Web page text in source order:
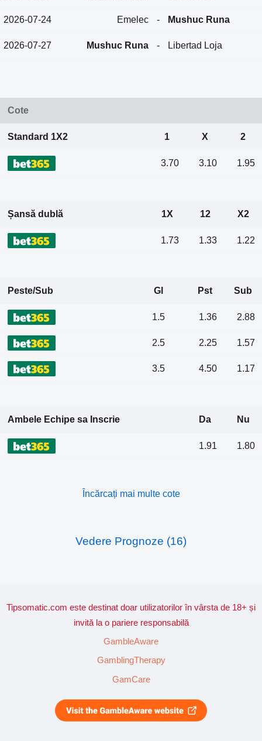
2026-07-24 Emelec - Mushuc Runa
2026-07-27 Mushuc Runa - Libertad Loja
Cote
Standard 1X2 1 X 2
3.70 3.10 1.95
Șansă dublă 1X 12 X2
1.73 1.33 1.22
Peste/Sub Gl Pst Sub
1.5 1.36 2.88
2.5 2.25 1.57
3.5 4.50 1.17
Ambele Echipe sa Inscrie Da Nu
1.91 1.80
Încărcați mai multe cote
Vedere Prognoze (16)
Tipsomatic.com este destinat doar utilizatorilor în vârsta de 18+ și
invită la o pariere responsabilă
GambleAware
GamblingTherapy
GamCare